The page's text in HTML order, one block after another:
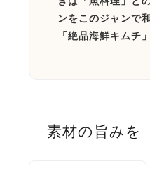
ンをこのジャンで
「絶品海鮮キムチ
素材の旨みを